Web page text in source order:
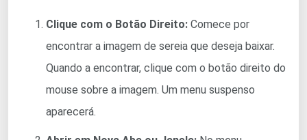
Clique com o Botão Direito: Comece por
encontrar a imagem de sereia que deseja baixar.
Quando a encontrar, clique com o botão direito do
mouse sobre a imagem. Um menu suspenso
aparecerá.